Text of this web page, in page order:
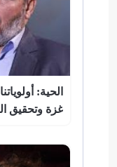
الحية:
غزة وتحقيق